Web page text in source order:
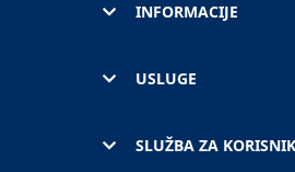
INFORMACIJE
USLUGE
SLUŽBA ZA